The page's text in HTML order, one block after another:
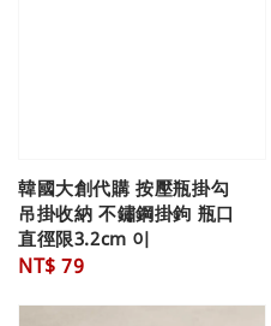
韓國大創代購 按壓瓶掛勾
吊掛收納 不鏽鋼掛鉤 瓶口
直徑限3.2cm 이
Regular
NT$ 79